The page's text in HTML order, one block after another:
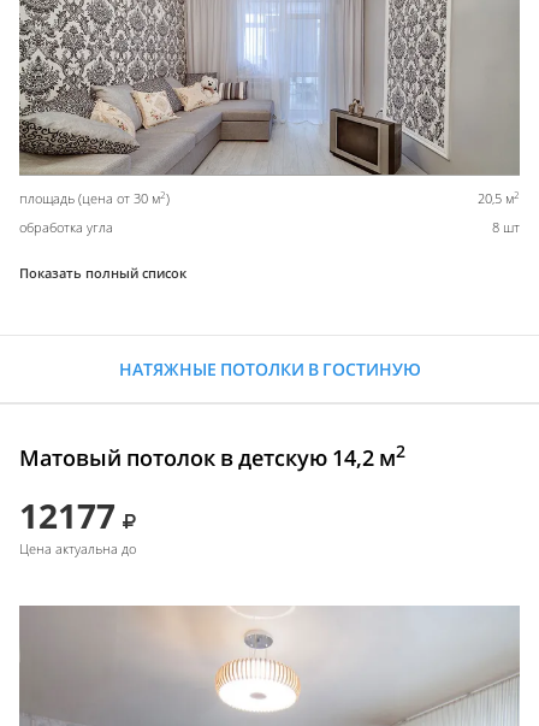
площадь (цена от 30 м2) 20,5 м2
обработка угла 8 шт
Показать полный список
НАТЯЖНЫЕ ПОТОЛКИ В ГОСТИНУЮ
Матовый потолок в детскую 14,2 м2
12177
Цена актуальна до